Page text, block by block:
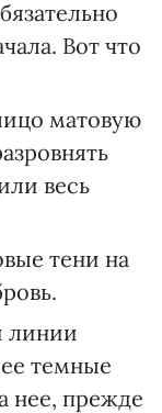
Вот что
матовую
весь
тени на
линии
темные
нее, прежде